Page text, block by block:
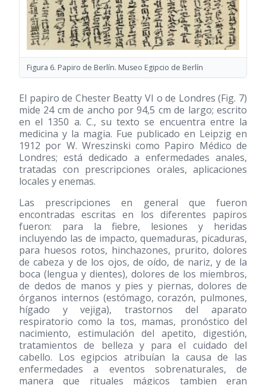
Figura 6. Papiro de Berlín. Museo Egipcio de Berlín
El papiro de Chester Beatty VI o de Londres (Fig. 7)
mide 24 cm de ancho por 94,5 cm de largo; escrito
en el 1350 a. C., su texto se encuentra entre la
medicina y la magia. Fue publicado en Leipzig en
1912 por W. Wreszinski como Papiro Médico de
Londres; está dedicado a enfermedades anales,
tratadas con prescripciones orales, aplicaciones
locales y enemas.
Las prescripciones en general que fueron
encontradas escritas en los diferentes papiros
fueron: para la fiebre, lesiones y heridas
incluyendo las de impacto, quemaduras, picaduras,
para huesos rotos, hinchazones, prurito, dolores
de cabeza y de los ojos, de oído, de nariz, y de la
boca (lengua y dientes), dolores de los miembros,
de dedos de manos y pies y piernas, dolores de
órganos internos (estómago, corazón, pulmones,
hígado y vejiga), trastornos del aparato
respiratorio como la tos, mamas, pronóstico del
nacimiento, estimulación del apetito, digestión,
tratamientos de belleza y para el cuidado del
cabello. Los egipcios atribuían la causa de las
enfermedades a eventos sobrenaturales, de
manera que rituales mágicos tambien eran